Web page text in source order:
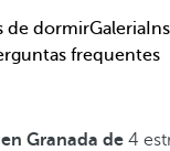
de dormirGaleria
frequentes
Granada de 4